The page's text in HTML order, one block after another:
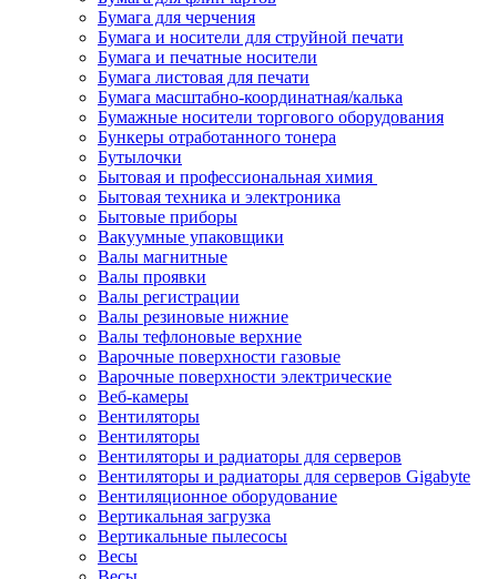
Бумага для черчения
Бумага и носители для струйной печати
Бумага и печатные носители
Бумага листовая для печати
Бумага масштабно-координатная/калька
Бумажные носители торгового оборудования
Бункеры отработанного тонера
Бутылочки
Бытовая и профессиональная химия
Бытовая техника и электроника
Бытовые приборы
Вакуумные упаковщики
Валы магнитные
Валы проявки
Валы регистрации
Валы резиновые нижние
Валы тефлоновые верхние
Варочные поверхности газовые
Варочные поверхности электрические
Веб-камеры
Вентиляторы
Вентиляторы
Вентиляторы и радиаторы для серверов
Вентиляторы и радиаторы для серверов Gigabyte
Вентиляционное оборудование
Вертикальная загрузка
Вертикальные пылесосы
Весы